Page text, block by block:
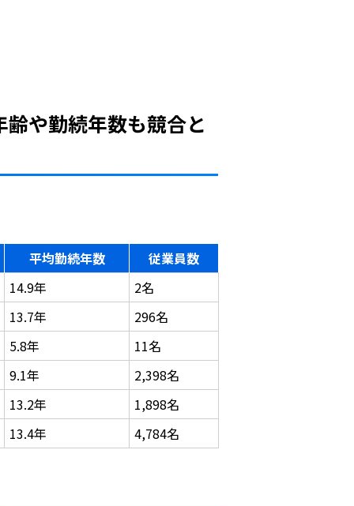
や勤続年数も競合と
平均勤続年数
従業員数
14.9年
2名
13.7年
296名
5.8年
11名
9.1年
2,398名
13.2年
1,898名
13.4年
4,784名